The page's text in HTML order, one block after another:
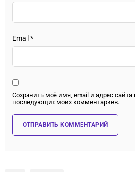
Email *
Сохранить моё имя, email и адрес сайта
последующих моих комментариев.